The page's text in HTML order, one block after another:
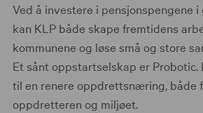
Ved å investere i pensjonspengene
kan KLP både skape fremtidens
kommunene og løse små og store
Et sånt oppstartselskap er
til en renere oppdrettsnæring, både
oppdretteren og miljøet.